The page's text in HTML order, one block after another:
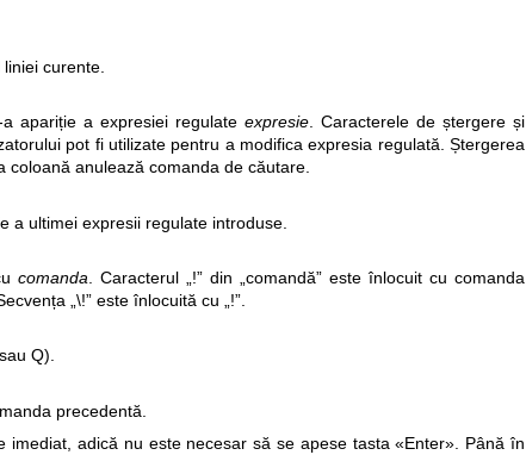
curente.
a apariție a expresiei regulateexpresie . Caracterele de ștergere și
pot fi utilizate pentru a modifica expresia regulată. Ștergerea
coloană anulează comanda de căutare.
a ultimei expresii regulate introduse.
comanda . Caracterul „!” din „comandă” este înlocuit cu comanda
„\!” este înlocuită cu „!”.
Q).
precedentă.
imediat, adică nu este necesar să se apese tasta «Enter». Până în